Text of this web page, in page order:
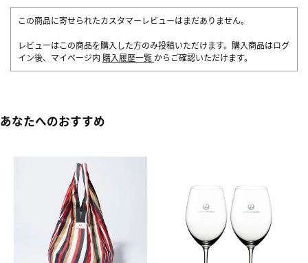
この商品に寄せられたカスタマーレビューはまだありません。
レビューはこの商品を購入した方のみ投稿いただけます。購入商品はログ
イン後、マイページ内 購入履歴一覧 からご確認いただけます。
あなたへのおすすめ